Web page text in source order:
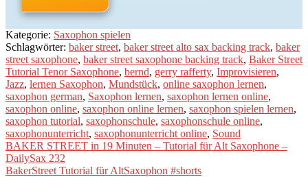
Kategorie: Saxophon spielen
Schlagwörter: baker street, baker street alto sax backing track, baker
street saxophone, baker street saxophone backing track, Baker Street
Tutorial Tenor Saxophone, bernd, gerry rafferty, Improvisieren,
Jazz, lernen Saxophon, Mundstück, online saxophon lernen,
saxophon german, Saxophon lernen, saxophon lernen online,
saxophon online, saxophon online lernen, saxophon spielen lernen,
saxophon tutorial, saxophonschule, saxophonschule online,
saxophonunterricht, saxophonunterricht online, Sound
Beitragsnavigation
Vorheriger
Beitrag:
BAKER STREET in 19 Minuten – Tutorial für Alt Saxophone –
DailySax 232
Nächster
BakerStreet Tutorial für AltSaxophon #shorts